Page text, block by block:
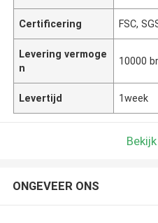
Certificering FSC,
Levering vermoge
n
10000
Levertijd 1week
ONGEVEER ONS